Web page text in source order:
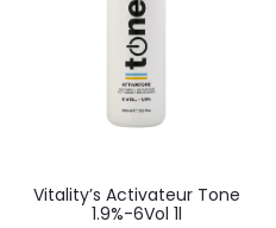
Vitality’s Activateur Tone
1.9%-6Vol 1l